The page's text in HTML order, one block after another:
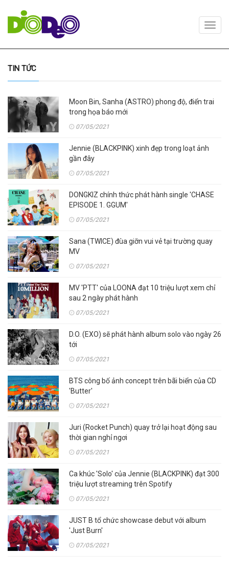
TIN TỨC
Moon Bin, Sanha (ASTRO) phong độ, điển trai
trong họa báo mới
07/05/2021
Jennie (BLACKPINK) xinh đẹp trong loạt ảnh
gần đây
07/05/2021
DONGKIZ chính thức phát hành single 'CHASE
EPISODE 1. GGUM'
07/05/2021
Sana (TWICE) đùa giỡn vui vẻ tại trường quay
MV
07/05/2021
MV 'PTT' của LOONA đạt 10 triệu lượt xem chỉ
sau 2 ngày phát hành
07/05/2021
D.O. (EXO) sẽ phát hành album solo vào ngày 26
tới
07/05/2021
BTS công bố ảnh concept trên bãi biển của CD
'Butter'
07/05/2021
Juri (Rocket Punch) quay trở lại hoạt động sau
thời gian nghỉ ngơi
07/05/2021
Ca khúc 'Solo' của Jennie (BLACKPINK) đạt 300
triệu lượt streaming trên Spotify
07/05/2021
JUST B tổ chức showcase debut với album
'Just Burn'
07/05/2021